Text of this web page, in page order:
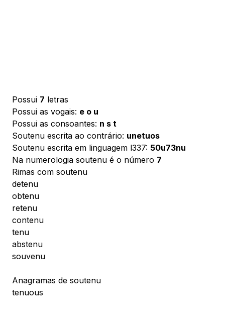
Possui 7 letras
Possui as vogais: e o u
Possui as consoantes: n s t
Soutenu escrita ao contrário: unetuos
Soutenu escrita em linguagem l337: 50u73nu
Na numerologia soutenu é o número 7
Rimas com soutenu
detenu
obtenu
retenu
contenu
tenu
abstenu
souvenu
Anagramas de soutenu
tenuous